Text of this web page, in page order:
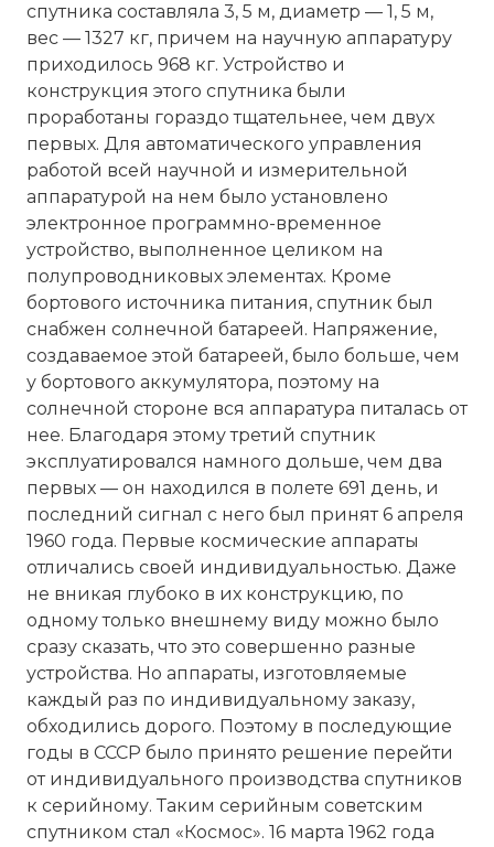
спутника составляла 3, 5 м, диаметр — 1, 5 м,
вес — 1327 кг, причем на научную аппаратуру
приходилось 968 кг. Устройство и
конструкция этого спутника были
проработаны гораздо тщательнее, чем двух
первых. Для автоматического управления
работой всей научной и измерительной
аппаратурой на нем было установлено
электронное программно-временное
устройство, выполненное целиком на
полупроводниковых элементах. Кроме
бортового источника питания, спутник был
снабжен солнечной батареей. Напряжение,
создаваемое этой батареей, было больше, чем
у бортового аккумулятора, поэтому на
солнечной стороне вся аппаратура питалась от
нее. Благодаря этому третий спутник
эксплуатировался намного дольше, чем два
первых — он находился в полете 691 день, и
последний сигнал с него был принят 6 апреля
1960 года. Первые космические аппараты
отличались своей индивидуальностью. Даже
не вникая глубоко в их конструкцию, по
одному только внешнему виду можно было
сразу сказать, что это совершенно разные
устройства. Но аппараты, изготовляемые
каждый раз по индивидуальному заказу,
обходились дорого. Поэтому в последующие
годы в СССР было принято решение перейти
от индивидуального производства спутников
к серийному. Таким серийным советским
спутником стал «Космос». 16 марта 1962 года